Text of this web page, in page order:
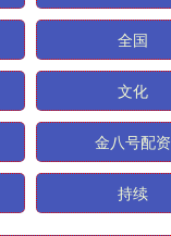
全国
文化
金八号配资
持续